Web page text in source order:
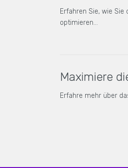
Erfahren Sie, wie
optimieren…
Maximiere
Erfahre mehr über